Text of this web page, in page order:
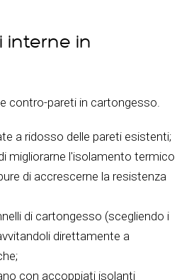
interne in
contro-pareti in cartongesso.
a ridosso delle pareti esistenti;
migliorarne l'isolamento termico
di accrescerne la resistenza
di cartongesso (scegliendo i
direttamente a
con accoppiati isolanti